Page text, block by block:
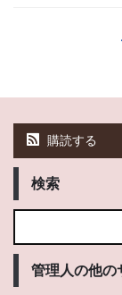
購読する
検索
管理人の他の